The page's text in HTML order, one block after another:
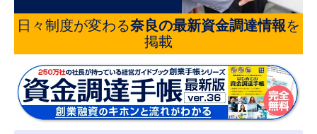
日々制度が変わる奈良の最新資金調達情報を
掲載